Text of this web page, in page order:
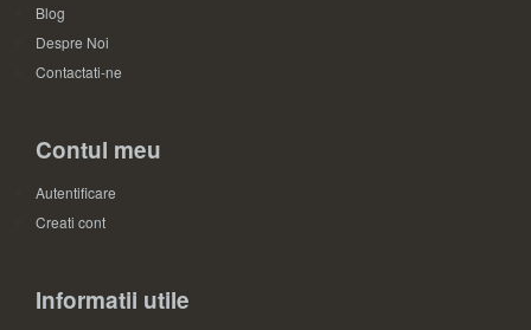
Blog
Despre Noi
Contactati-ne
Contul meu
Autentificare
Creati cont
Informatii utile